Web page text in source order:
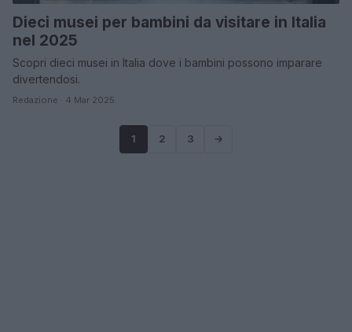
Dieci musei per bambini da visitare in Italia
nel 2025
Scopri dieci musei in Italia dove i bambini possono imparare
divertendosi.
Redazione · 4 Mar 2025
1 2 3 →